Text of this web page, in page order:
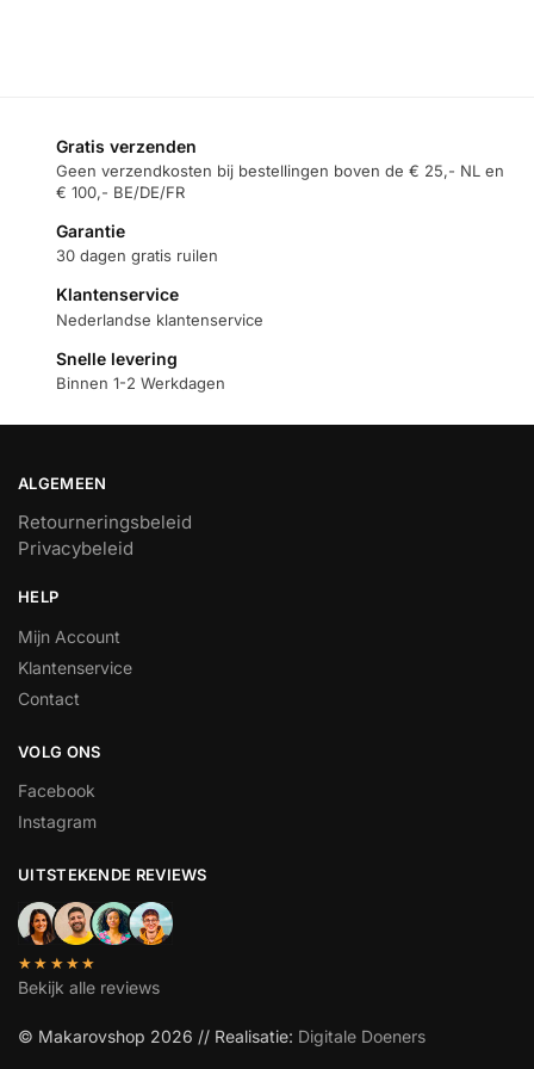
Gratis verzenden
Geen verzendkosten bij bestellingen boven de € 25,- NL en
€ 100,- BE/DE/FR
Garantie
30 dagen gratis ruilen
Klantenservice
Nederlandse klantenservice
Snelle levering
Binnen 1-2 Werkdagen
ALGEMEEN
Retourneringsbeleid
Privacybeleid
HELP
Mijn Account
Klantenservice
Contact
VOLG ONS
Facebook
Instagram
UITSTEKENDE REVIEWS
★★★★★
Bekijk alle reviews
© Makarovshop 2026 // Realisatie: Digitale Doeners